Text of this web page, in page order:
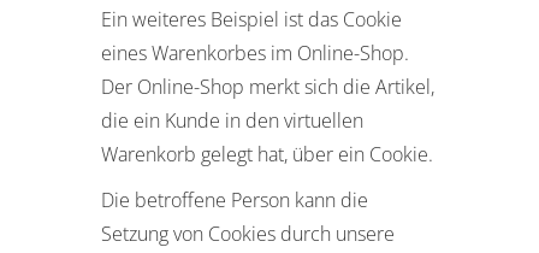
Ein weiteres Beispiel ist das Cookie
eines Warenkorbes im Online-Shop.
Der Online-Shop merkt sich die Artikel,
die ein Kunde in den virtuellen
Warenkorb gelegt hat, über ein Cookie.
Die betroffene Person kann die
Setzung von Cookies durch unsere